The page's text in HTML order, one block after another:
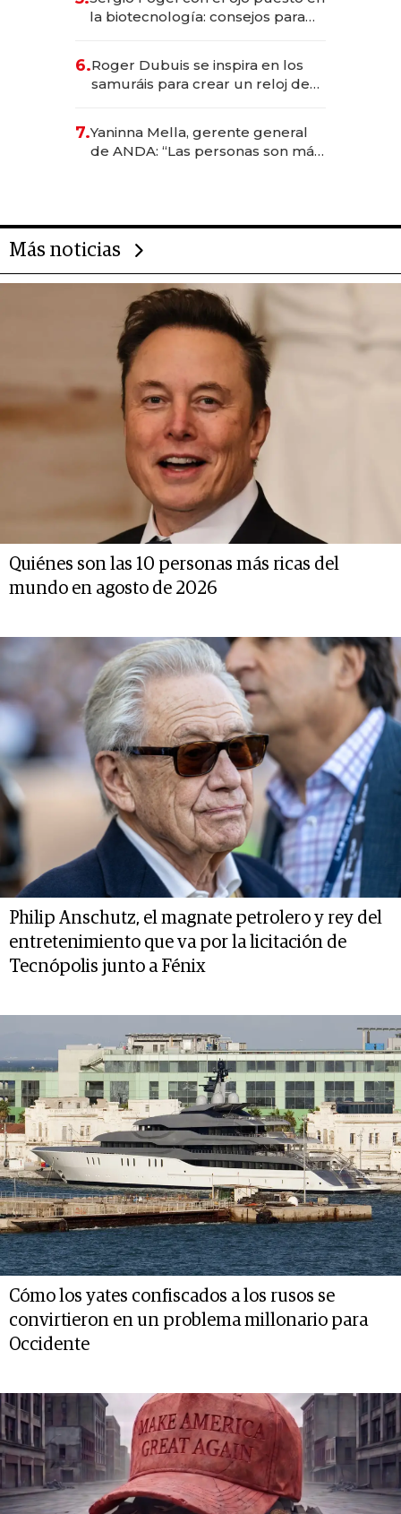
la biotecnología: consejos para
6.Roger Dubuis se inspira en los
samuráis para crear un reloj de
7.Yaninna Mella, gerente general
de ANDA: “Las personas son más
Más noticias
Quiénes son las 10 personas más ricas del
mundo en agosto de 2026
Philip Anschutz, el magnate petrolero y rey del
entretenimiento que va por la licitación de
Tecnópolis junto a Fénix
Cómo los yates confiscados a los rusos se
convirtieron en un problema millonario para
Occidente